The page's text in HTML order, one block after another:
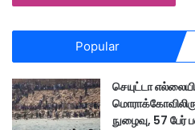
Popular
செயுட்டா
நுழைவு, 57 பேர்